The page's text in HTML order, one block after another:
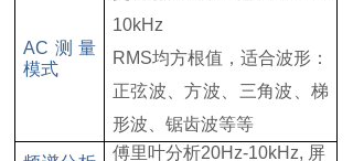
AC 测量
模式
10kHz
RMS均方根值，适合波形：
正弦波、方波、三角波、梯
形波、锯齿波等等
傅里叶分析20Hz-10kHz, 屏